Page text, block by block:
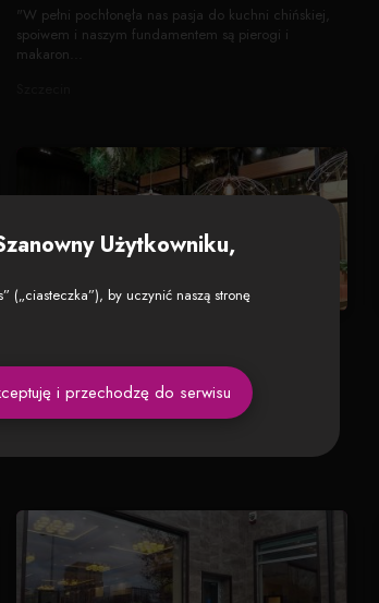
"W pełni pochłonęła nas pasja do kuchni chińskiej,
spoiwem i naszym fundamentem są pierogi i
makaron...
W Express Oriental odkryjesz tradycyjne dania
azjatyckiej z elementami kuchni świata, smakowite
wege...
Szczecin
Użytkowniku,
(„ciasteczka”), by uczynić naszą stronę
i przechodzę do serwisu